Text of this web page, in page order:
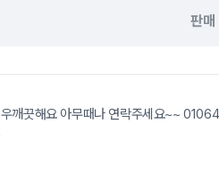
판매
깨끗해요 아무때나 연락주세요~~